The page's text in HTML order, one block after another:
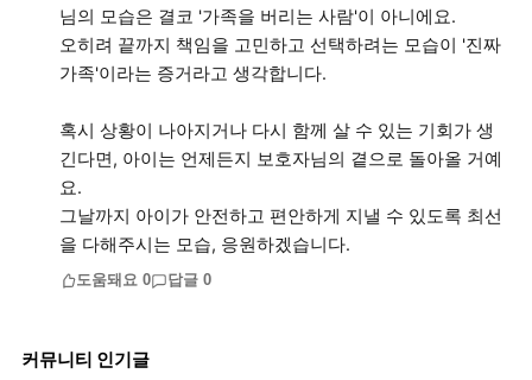
님의 모습은 결코 '가족을 버리는 사람'이 아니에요.
오히려 끝까지 책임을 고민하고 선택하려는 모습이 '진짜
가족'이라는 증거라고 생각합니다.
혹시 상황이 나아지거나 다시 함께 살 수 있는 기회가 생
긴다면, 아이는 언제든지 보호자님의 곁으로 돌아올 거예
요.
그날까지 아이가 안전하고 편안하게 지낼 수 있도록 최선
도움돼요 0 답글 0
커뮤니티 인기글